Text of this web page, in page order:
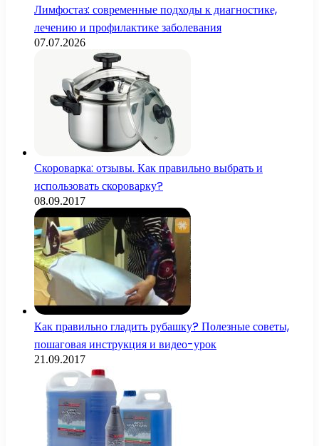
Лимфостаз: современные подходы к диагностике,
лечению и профилактике заболевания
07.07.2026
Скороварка: отзывы. Как правильно выбрать и
использовать скороварку?
08.09.2017
Как правильно гладить рубашку? Полезные советы,
пошаговая инструкция и видео-урок
21.09.2017